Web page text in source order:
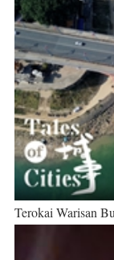
Terokai Warisan